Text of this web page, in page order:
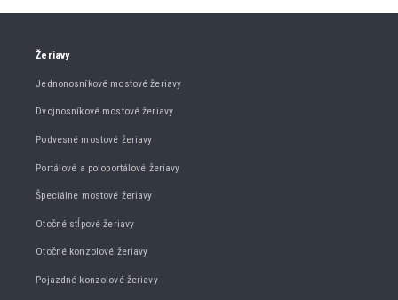
Žeriavy
Jednonosníkové mostové žeriavy
Dvojnosníkové mostové žeriavy
Podvesné mostové žeriavy
Portálové a poloportálové žeriavy
Špeciálne mostové žeriavy
Otočné stĺpové žeriavy
Otočné konzolové žeriavy
Pojazdné konzolové žeriavy